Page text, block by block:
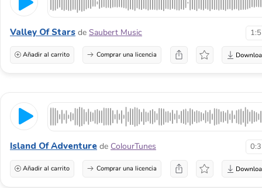
Valley Of Stars de Saubert Music
Añadir al carrito Comprar una licencia
Island Of Adventure de ColourTunes
Añadir al carrito Comprar una licencia